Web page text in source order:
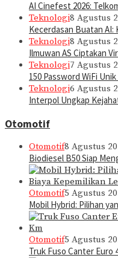
AI Cinefest 2026:
Teknologi8 Agustus
Kecerdasan Buatan
Teknologi8 Agustus
Ilmuwan AS Ciptakan
Teknologi7 Agustus
150 Password WiFi
Teknologi6 Agustus
Interpol Ungkap
Otomotif
Otomotif8 Agustus
Biodiesel B50 Siap
Otomotif5 Agustus
Mobil Hybrid: Pilihan
Otomotif5 Agustus
Truk Fuso Canter